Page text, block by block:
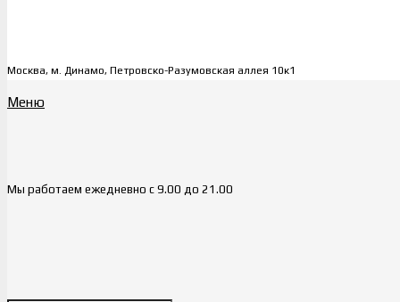
Москва, м. Динамо, Петровско-Разумовская аллея 10к1
Мы работаем ежедневно с 9.00 до 21.00
Меню